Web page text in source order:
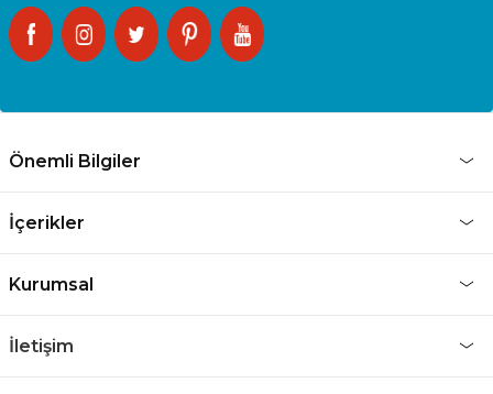
Önemli Bilgiler
İçerikler
Kurumsal
İletişim